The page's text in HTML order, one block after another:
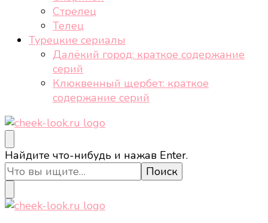
Стрелец
Телец
Турецкие сериалы
Далёкий город: краткое содержание
серий
Клюквенный щербет: краткое
содержание серий
cheek-look.ru
Женский сайт о звездах и кино, а также трендах,
здоровом образе жизни, спорте, стиле, отдыхе и
еде.
Ищите
что-
то?
Найдите что-нибудь и нажав Enter.